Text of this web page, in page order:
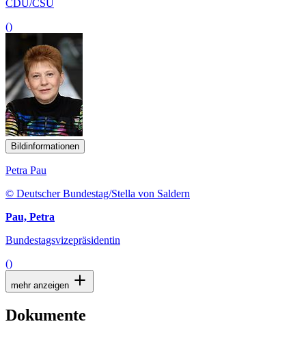
CDU/CSU
()
Bildinformationen
Petra Pau
© Deutscher Bundestag/Stella von Saldern
Pau, Petra
Bundestagsvizepräsidentin
()
mehr anzeigen
Dokumente